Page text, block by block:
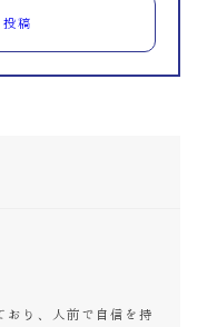
投稿
おり、人前で自信を持